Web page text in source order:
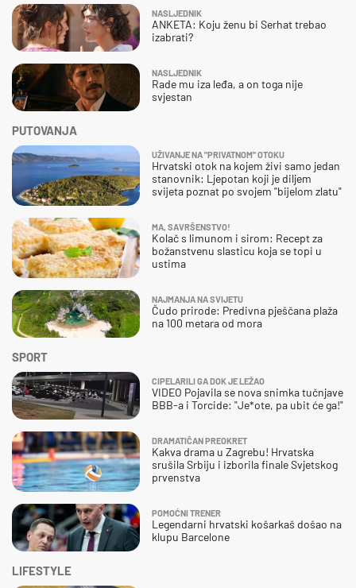
SPORT
CIPELARILI GA DOK JE LEŽAO
VIDEO Pojavila se nova snimka tučnjave
BBB-a i Torcide: "Je*ote, pa ubit će ga!"
DRAMATIČAN PREOKRET
Kakva drama u Zagrebu! Hrvatska
srušila Srbiju i izborila finale Svjetskog
prvenstva
POMOĆNI TRENER
Legendarni hrvatski košarkaš došao na
klupu Barcelone
NASLJEDNIK
ANKETA: Koju ženu bi Serhat trebao
izabrati?
NASLJEDNIK
Rade mu iza leđa, a on toga nije
svjestan
PUTOVANJA
UŽIVANJE NA "PRIVATNOM" OTOKU
Hrvatski otok na kojem živi samo jedan
stanovnik: Ljepotan koji je diljem
svijeta poznat po svojem "bijelom zlatu"
MA, SAVRŠENSTVO!
Kolač s limunom i sirom: Recept za
božanstvenu slasticu koja se topi u
ustima
NAJMANJA NA SVIJETU
Čudo prirode: Predivna pješčana plaža
na 100 metara od mora
LIFESTYLE